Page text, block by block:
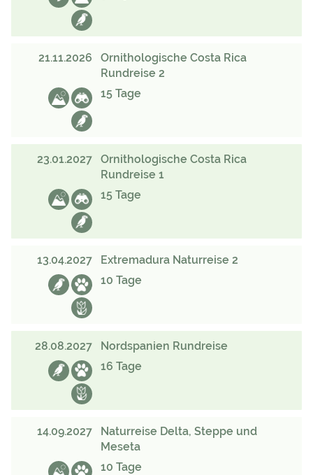
21.11.2026
Ornitho­logische Costa Rica
Rundreise 2
15 Tage
23.01.2027
Ornitho­logische Costa Rica
Rundreise 1
15 Tage
13.04.2027
Extremadura Naturreise 2
10 Tage
28.08.2027
Nordspanien Rundreise
16 Tage
14.09.2027
Naturreise Delta, Steppe und
Meseta
10 Tage